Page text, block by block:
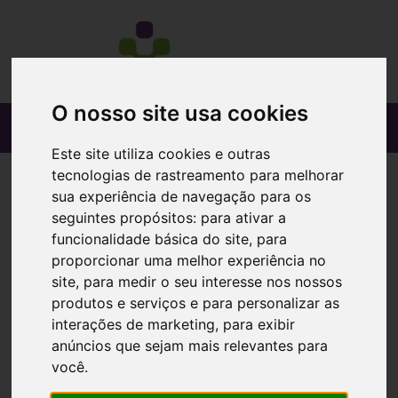
O nosso site usa cookies
Este site utiliza cookies e outras
tecnologias de rastreamento para melhorar
sua experiência de navegação para os
seguintes propósitos: para ativar a
funcionalidade básica do site, para
proporcionar uma melhor experiência no
site, para medir o seu interesse nos nossos
produtos e serviços e para personalizar as
interações de marketing, para exibir
anúncios que sejam mais relevantes para
você.